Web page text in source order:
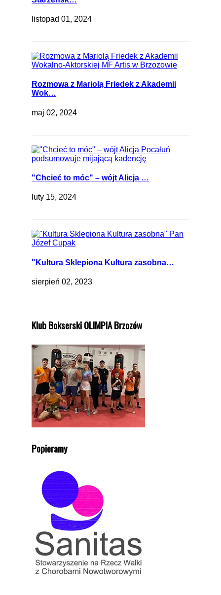
listopad 01, 2024
Rozmowa z Mariolą Friedek z Akademii
Wok…
maj 02, 2024
"Chcieć to móc" – wójt Alicja …
luty 15, 2024
"Kultura Sklepiona Kultura zasobna…
sierpień 02, 2023
Klub Bokserski OLIMPIA Brzozów
Popieramy